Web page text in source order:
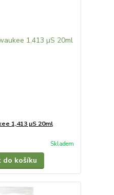
1,413 µS 20ml
Skladem
do košíku